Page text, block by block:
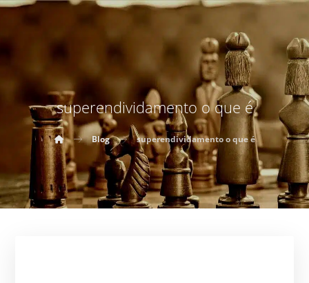
superendividamento o que é
Blog superendividamento o que é